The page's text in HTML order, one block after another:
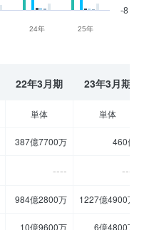
24年 25年
-8
22年3月期 23年3月期
単体 単体
387億7700万 460億
----
----
984億2800万 1227億4900万
10億9600万 6億4800万